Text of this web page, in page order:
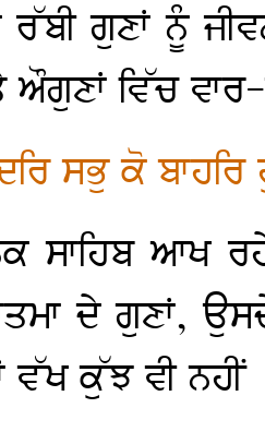
ਰੱਬੀ ਗੁਣਾਂ ਨੂੰ
ਵਿੱਚ
ਸਭੁ ਕੋ
ਸਾਹਿਬ ਆਖ
ਦੇ ਗੁਣਾਂ,
ਵੱਖ ਕੁੱਝ ਵੀ ਨਹੀਂ